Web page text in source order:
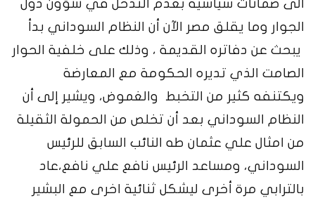
الى ضمانات سياسية بعدم التدخل في شؤون دول
الجوار وما يقلق مصر الآن أن النظام السوداني بدأ
يبحث عن دفاتره القديمة ، وذلك على خلفية الحوار
الصامت الذي تديره الحكومة مع المعارضة
ويكتنفه كثير من التخبط والغموض، ويشير إلى أن
النظام السوداني بعد أن تخلص من الحمولة الثقيلة
من امثال علي عثمان طه النائب السابق للرئيس
السوداني، ومساعد الرئيس نافع علي نافع،عاد
بالترابي مرة أخرى ليشكل ثنائية اخرى مع البشير